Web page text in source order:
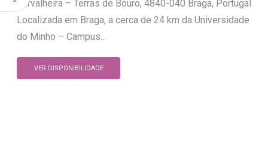
Carvalheira – Terras de Bouro, 4840-040 Braga, Portugal
Localizada em Braga, a cerca de 24 km da Universidade
do Minho – Campus...
VER DISPONIBILIDADE